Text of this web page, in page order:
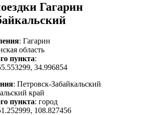
Гагарин
: Гагарин
область
пункта:
34.996854
: Петровск-Забайкальский
край
пункта: город
108.827456